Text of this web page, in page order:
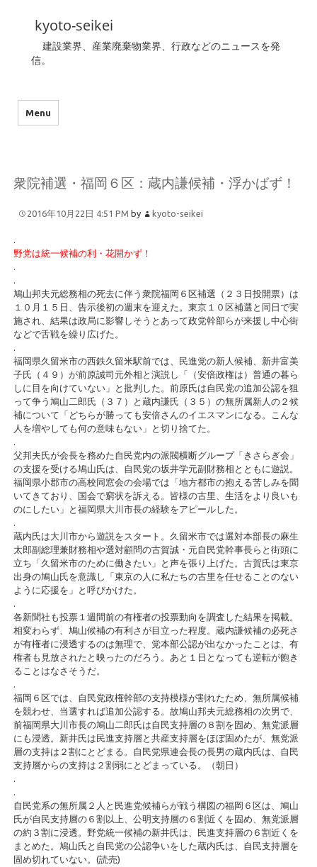
kyoto-seikei
建設業界、産業廃棄物業界、行政などのニュースを発
信。
Menu
衆院補選・福岡６区：蔵内謙候補・浮かばず！
2016年10月22日 4:51 PM by kyoto-seikei
.
野党は統一候補の利・花開かず！
.
.
鳩山邦夫元総務相の死去に伴う衆院福岡６区補選（２３日投開票）は
１０月１５日、告示後初の週末を迎えた。東京１０区補選と同日で実
施され、結果は政局に影響しそうとあって政党幹部らが来援し中心街
などで舌戦を繰り広げた。
.
福岡県久留米市の西鉄久留米駅前では、民進党の新人候補、新井富美
子氏（４９）が前原誠司元外相と演説し「（安倍政権は）普通の暮ら
しに目を向けていない」と批判した。前原氏は自民党の追加公認を狙
って争う鳩山二郎氏（３７）と蔵内謙氏（３５）の無所属新人の２候
補について「どちらが勝っても安倍さんのイエスマンになる。こんな
人を増やしても何の意味もない」と切り捨てた。
.
父邦夫氏が会長を務めた自民党内の派閥横断グループ「きさらぎ会」
の支援を受ける鳩山氏は、自民党の坂井学元副財務相とともに遊説。
福岡県小郡市の高校同窓会の会場では「地方都市の抱える苦しみを聞
いてきており、国会で窮状を訴える。皆様の古里、生活をより良いも
のにしたい」と福岡県大川市長の経験をアピールした。
.
蔵内氏は大川市から遊説をスタート。久留米市では選対本部長の麻生
太郎副総理兼財務相や選対顧問の古賀誠・元自民党幹事長らと街頭に
立ち「久留米市のために働きたい」と声を張り上げた。古賀氏は東京
出身の鳩山氏を意識し「東京の人に私たちの古里を任せることのない
ように応援を」と呼びかけた。
.
各新聞社も投票１週間前の有権者の投票動向を調査した結果を掲載。
相変わらず、鳩山候補の有利さが目立った程度。蔵内謙候補の必死さ
が有権者に浸透するのは無理で、党本部公認が出なかったことは、有
権者も見放されたと映ったのだろう。あと１日となっても逆転が飽き
ることはなさそうだ。
.
福岡６区では、自民党政権幹部の支持模様が割れたため、無所属候補
を競わせ、当選すれば追加公認する。故鳩山邦夫元総務相の次男で、
前福岡県大川市長の鳩山二郎氏は自民支持層の８割を固め、無党派層
にも浸透。新井氏は民進支持層と共産支持層をほぼ固めたが、無党派
層の支持は２割にとどまる。自民党県連会長の長男の蔵内氏は、自民
支持層からの支持は２割弱にとどまっている。（朝日）
.
.
自民党系の無所属２人と民進党候補らが戦う構図の福岡６区は、鳩山
氏が自民支持層の６割以上、公明支持層の６割近くを固め、無党派層
の約３割に浸透。野党統一候補の新井氏は、民進支持層の６割近くを
まとめた。鳩山氏と自民党の公認争いをした蔵内氏は、自民支持層を
固め切れていない。(読売)